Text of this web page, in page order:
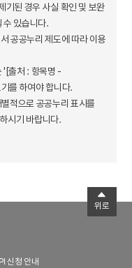
기된 경우 사실 확인 및 보완
수 있습니다.
공공누리 제도에 따라 이용
'[출처 : 항목명 -
를 하여야 합니다.
적으로 공공누리 표시를
시기 바랍니다.
신청 안내
위로